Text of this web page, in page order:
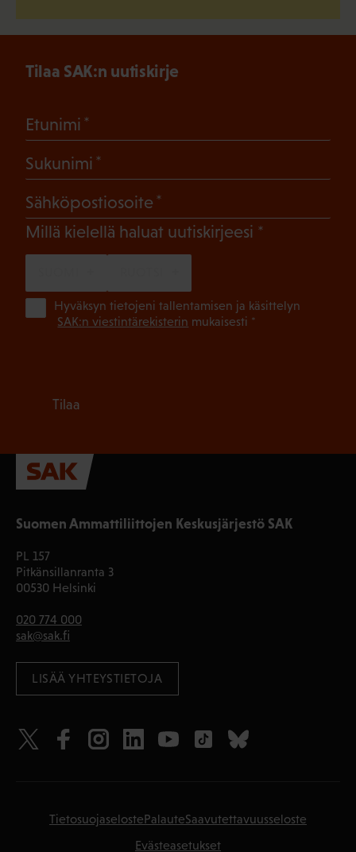
Suomen Ammattiliittojen Keskusjärjestö SAK
PL 157
Pitkänsillanranta 3
00530 Helsinki
020 774 000
sak@sak.fi
LISÄÄ YHTEYSTIETOJA
Tilaa SAK:n uutiskirje
Etunimi
Sukunimi
Sähköpostiosoite
Millä kielellä haluat uutiskirjeesi (Pakollinen)
Hyväksyn tietojeni tallentamisen ja käsittelyn
SAK:n viestintärekisterin mukaisesti *
Tilaa
Tietosuojaseloste PalauteSaavutettavuusseloste
Evästeasetukset